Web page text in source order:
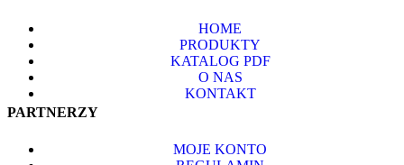
HOME
PRODUKTY
KATALOG PDF
O NAS
KONTAKT
PARTNERZY
MOJE KONTO